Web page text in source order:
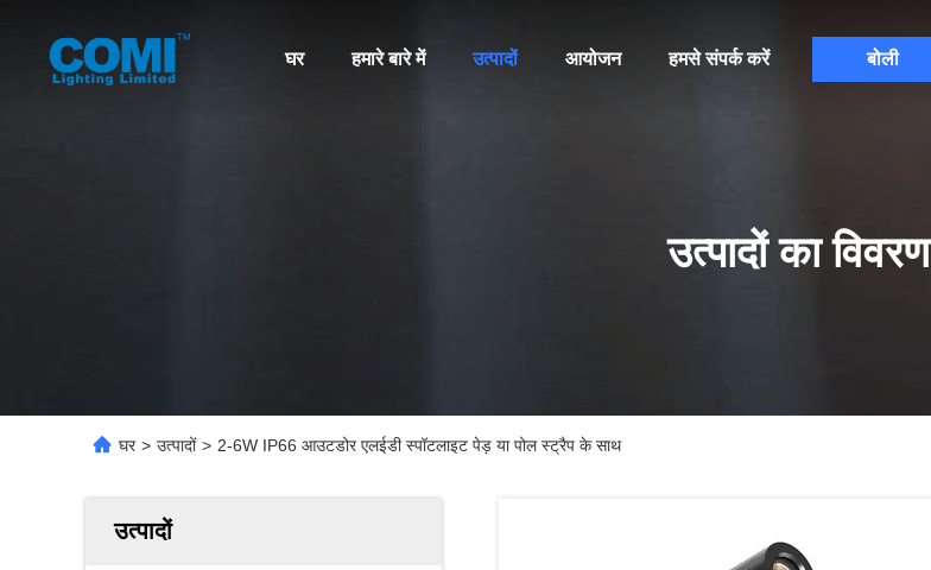
घर हमारे बारे में उत्पादों आयोजन हमसे संपर्क करें बोली
उत्पादों का विवरण
घर > उत्पादों > 2-6W IP66 आउटडोर एलईडी स्पॉटलाइट पेड़ या पोल स्ट्रैप के साथ
उत्पादों